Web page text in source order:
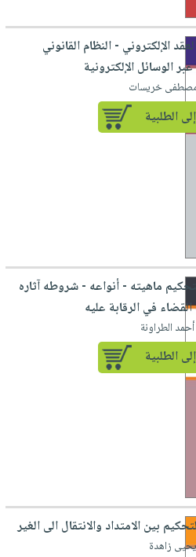
الإلكتروني - النظام القانوني
الوسائل الإلكترونية
مصطفى خريسات
الطلبية
ماهيته - أنواعه - شروطه آثاره
في الرقابة عليه
الطراونة
الطلبية
بين الامتداد والانتقال الى الغير
زاهدة